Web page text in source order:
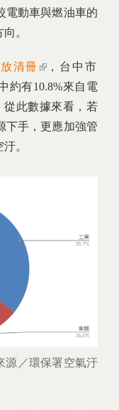
電動車與燃油車的
。
清冊 (link is
external)
，台中市
約有10.8%來自電
從此數據來看，若
下手，更應加強管
。
源／環保署空氣汙